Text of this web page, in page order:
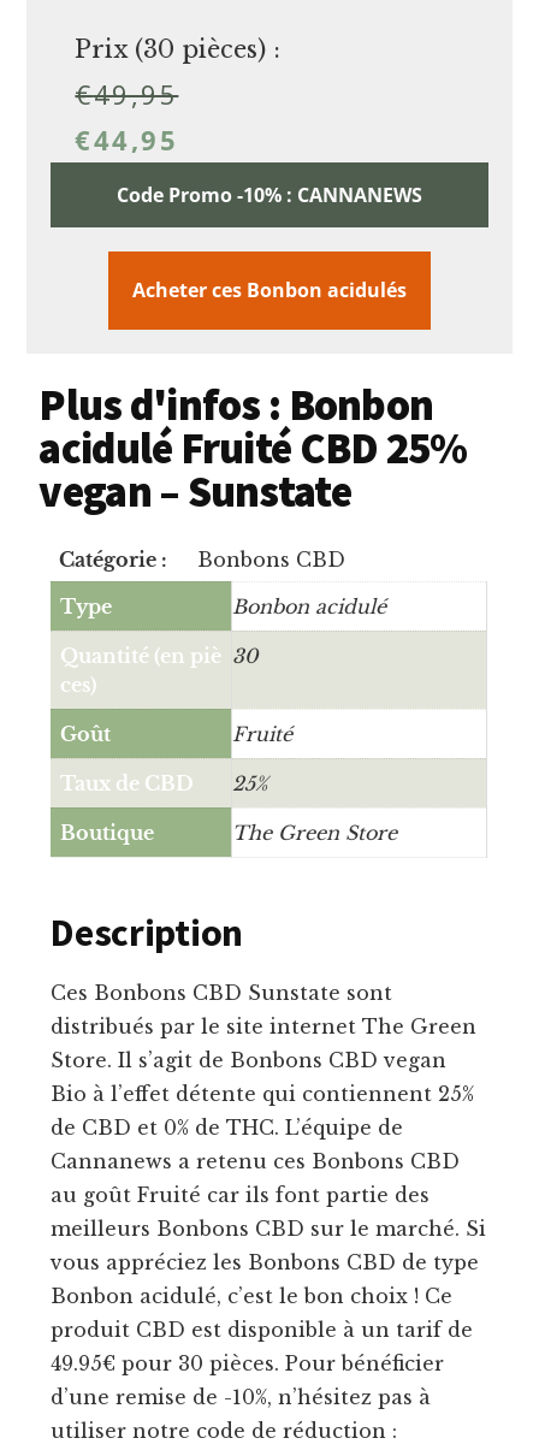
Prix (30 pièces) :
€49,95
€44,95
Code Promo -10% : CANNANEWS
Acheter ces Bonbon acidulés
Plus d'infos : Bonbon
acidulé Fruité CBD 25%
vegan – Sunstate
Catégorie :
Bonbons CBD
Type
Bonbon acidulé
Quantité (en piè
ces)
30
Goût Fruité
Taux de CBD 25%
Boutique The Green Store
Description
Ces Bonbons CBD Sunstate sont
distribués par le site internet The Green
Store. Il s’agit de Bonbons CBD vegan
Bio à l’effet détente qui contiennent 25%
de CBD et 0% de THC. L’équipe de
Cannanews a retenu ces Bonbons CBD
au goût Fruité car ils font partie des
meilleurs Bonbons CBD sur le marché. Si
vous appréciez les Bonbons CBD de type
Bonbon acidulé, c’est le bon choix ! Ce
produit CBD est disponible à un tarif de
49.95€ pour 30 pièces. Pour bénéficier
d’une remise de -10%, n’hésitez pas à
utiliser notre code de réduction :